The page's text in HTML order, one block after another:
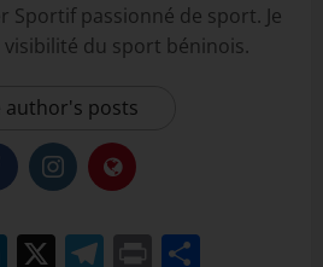
Sportif passionné de sport. Je
du sport béninois.
author's posts
LinkedIn
X Telegram
Print